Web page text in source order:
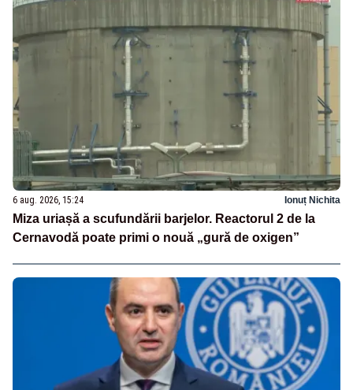
6 aug. 2026, 15:24 Ionuț Nichita
Miza uriașă a scufundării barjelor. Reactorul 2 de la
Cernavodă poate primi o nouă „gură de oxigen”